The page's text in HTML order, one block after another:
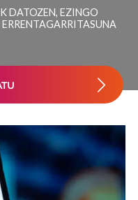
DATOZEN, EZINGO